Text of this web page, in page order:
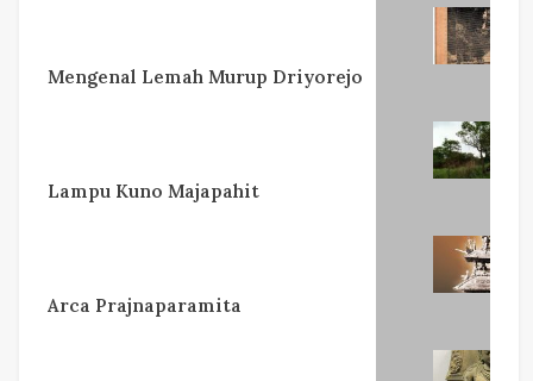
Mengenal Lemah Murup Driyorejo
Lampu Kuno Majapahit
Arca Prajnaparamita